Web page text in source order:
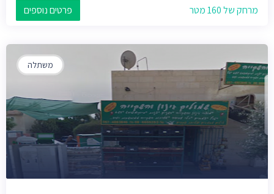
מרחק של 160 מטר פרטים נוספים
משתלה